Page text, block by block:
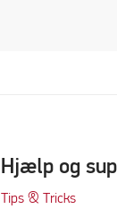
Hjælp og
Tips & Tricks